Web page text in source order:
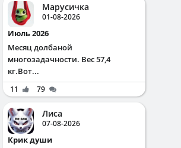
Марусичка
01-08-2026
Июль 2026
Месяц долбаной
многозадачности. Вес 57,4
кг.Вот...
11 79
Лиса
07-08-2026
Крик души